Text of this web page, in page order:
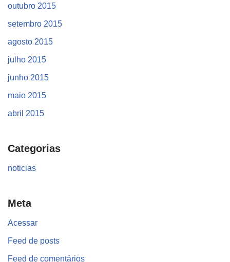
outubro 2015
setembro 2015
agosto 2015
julho 2015
junho 2015
maio 2015
abril 2015
Categorias
noticias
Meta
Acessar
Feed de posts
Feed de comentários